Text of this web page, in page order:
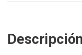
Descripción